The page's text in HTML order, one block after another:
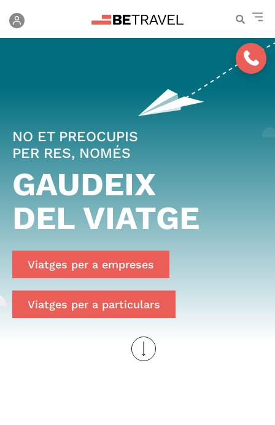
NO ET PREOCUPIS
PER RES, NOMÉS
GAUDEIX
DEL VIATGE
Viatges per a empreses
Viatges per a particulars